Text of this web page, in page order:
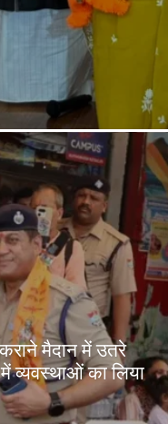
मैदान में उतरे
व्यवस्थाओं का लिया